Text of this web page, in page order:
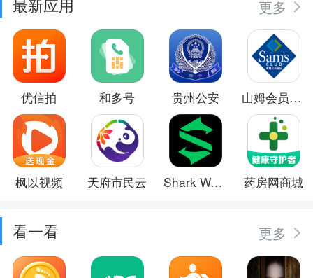
更多
优信拍 和多号 贵州公安 山姆会员商店
枫以视频 天府市民云 Shark Wear 药房网商城
看一看 更多